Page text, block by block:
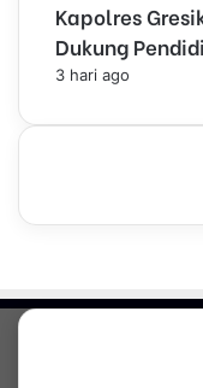
Kapolres
Dukung
3 hari ago